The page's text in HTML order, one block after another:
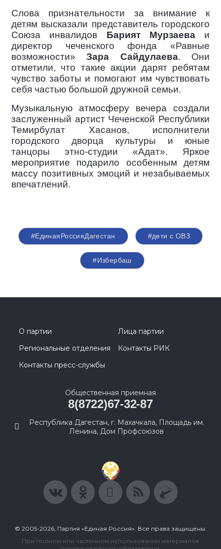
Слова признательности за внимание к
детям высказали представитель городского
Союза инвалидов Барият Мурзаеваи
директор чеченского фонда «Равные
возможности»Зара Сайдулаева. Они
отметили, что такие акции дарят ребятам
чувство заботы и помогают им чувствовать
себя частью большой дружной семьи.
Музыкальную атмосферу вечера создали
заслуженный артист Чеченской Республики
Темирбулат Хасанов, исполнители
городского дворца культуры и юные
танцоры этно-студии «Адат». Яркое
мероприятие подарило особенным детям
массу позитивных эмоций и незабываемых
впечатлений.
#ЕдинаяРоссияДагестан #дети с ОВЗ
#Избербаш
О партии
Лица партии
Региональные отделения
Контакты РИК
Контакты пресс-службы
Общественная приемная
8(8722)67-32-87
Республика Дагестан, г. Махачкала, Площадь им.
Ленина, Дом Профсоюзов
© 2005-2026, Партия «Единая Россия». Все права защищены.
При полном или частичном использовании материалов